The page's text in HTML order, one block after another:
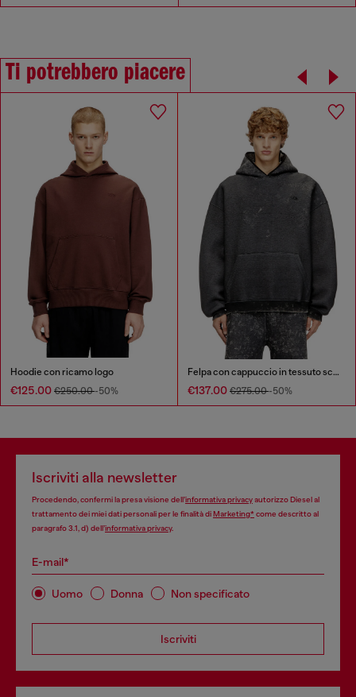
Ti potrebbero piacere
Hoodie con ricamo logo
€125.00 €250.00-50%
Felpa con cappuccio in tessuto scuba rilassato con lavaggio effetto marmo
€137.00 €275.00-50%
Iscriviti alla newsletter
Procedendo, confermi la presa visione dell’informativa privacyautorizzo Diesel al
trattamento dei miei dati personali per le finalità diMarketing*come descritto al
paragrafo 3.1, d) dell’informativa privacy.
E-mail*
Uomo Donna Non specificato
Iscriviti